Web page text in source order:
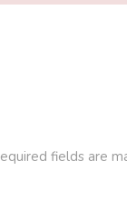
fields are